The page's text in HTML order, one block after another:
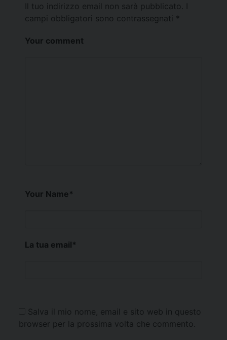
Il tuo indirizzo email non sarà pubblicato.
campi obbligatori sono contrassegnati *
Your comment
Your Name*
La tua email*
Salva il mio nome, email e sito web in questo
browser per la prossima volta che commento.